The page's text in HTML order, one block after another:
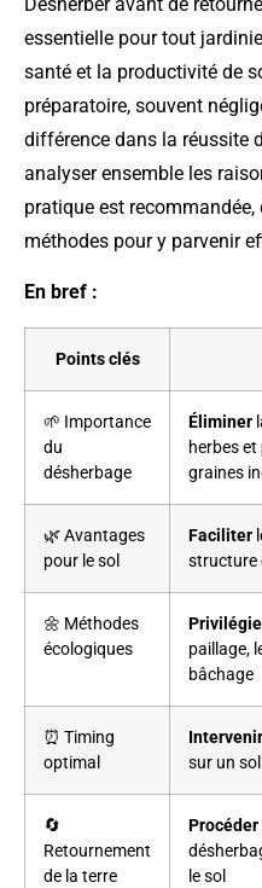
essentielle pour tout
santé et la productivité de
préparatoire, souvent
différence dans la réussite
analyser ensemble les
pratique est
méthodes pour y parvenir
En bref :
Points clés
🌱 Importance
du
désherbage
Éliminer
herbes et
graines
🌿 Avantages
pour le sol
Faciliter
structure
🌼 Méthodes
écologiques
paillage,
bâchage
⏰ Timing
optimal
Intervenir
sur un
🔄
Retournement
de la terre
Procéder
le sol